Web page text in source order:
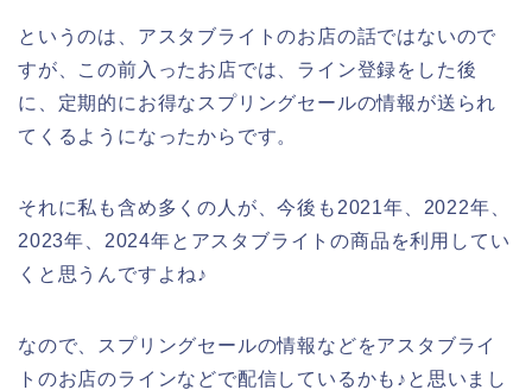
というのは、アスタブライトのお店の話ではないので
すが、この前入ったお店では、ライン登録をした後
に、定期的にお得なスプリングセールの情報が送られ
てくるようになったからです。
それに私も含め多くの人が、今後も2021年、2022年、
2023年、2024年とアスタブライトの商品を利用してい
くと思うんですよね♪
なので、スプリングセールの情報などをアスタブライ
トのお店のラインなどで配信しているかも♪と思いまし